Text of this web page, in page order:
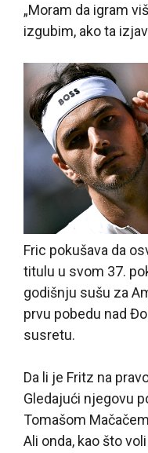
„Moram da igram
izgubim, ako ta
Fric pokušava da
titulu u svom 37.
godišnju sušu za
prvu pobedu nad
susretu.
Da li je Fritz na
Gledajući njegovu
Tomašom
Ali onda, kao što